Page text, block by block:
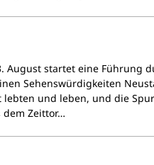
August startet eine Führung
Sehenswürdigkeiten
und leben, und die
dem Zeittor…